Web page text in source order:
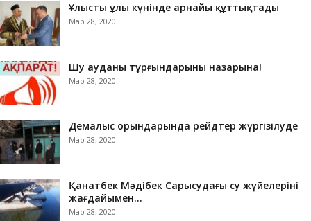
Ұлыстың ұлы күнінде арнайы құттықтады
Мар 28, 2020
Шу ауданы тұрғындарының назарына!
Мар 28, 2020
Демалыс орындарында рейдтер жүргізілуде
Мар 28, 2020
Қанатбек Мәдібек Сарысудағы су жүйелерінің
жағдайымен…
Мар 28, 2020